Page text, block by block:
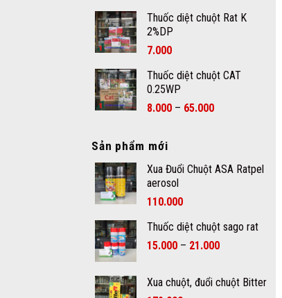
Thuốc diệt chuột Rat K
2%DP
7.000
Thuốc diệt chuột CAT
0.25WP
8.000 – 65.000
Sản phẩm mới
Xua Đuổi Chuột ASA Ratpel
aerosol
110.000
Thuốc diệt chuột sago rat
15.000 – 21.000
Xua chuột, đuổi chuột Bitter